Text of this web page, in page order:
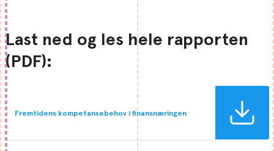
Last ned og les hele rapporten
(PDF):
Fremtidens kompetansebehov i finansnæringen